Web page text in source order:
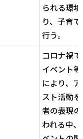
られる環
り、子育
行う。
コロナ禍
イベント
により、
スト活動
者の表現
われる中